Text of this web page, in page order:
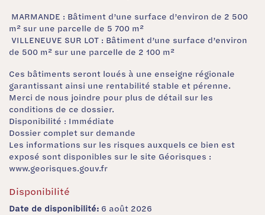
 MARMANDE : Bâtiment d’une surface d’environ de 2 500
m² sur une parcelle de 5 700 m²
 VILLENEUVE SUR LOT : Bâtiment d’une surface d’environ
de 500 m² sur une parcelle de 2 100 m²
Ces bâtiments seront loués à une enseigne régionale
garantissant ainsi une rentabilité stable et pérenne.
Merci de nous joindre pour plus de détail sur les
conditions de ce dossier.
Disponibilité : Immédiate
Dossier complet sur demande
Les informations sur les risques auxquels ce bien est
exposé sont disponibles sur le site Géorisques :
www.georisques.gouv.fr
Disponibilité
Date de disponibilité: 6 août 2026